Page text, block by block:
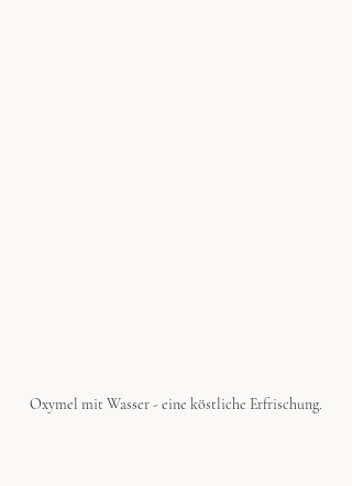
Oxymel mit Wasser - eine köstliche Erfrischung.